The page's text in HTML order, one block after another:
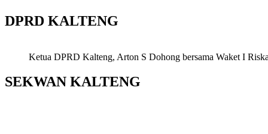
DPRD KALTENG
Ketua DPRD Kalteng, Arton S Dohong bersama Waket I
SEKWAN KALTENG